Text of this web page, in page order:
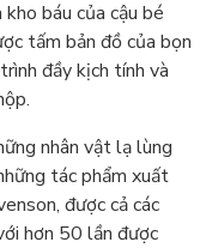
báu của cậu bé
tấm bản đồ của bọn
đầy kịch tính và
nhân vật lạ lùng
tác phẩm xuất
được cả các
hơn 50 lần được